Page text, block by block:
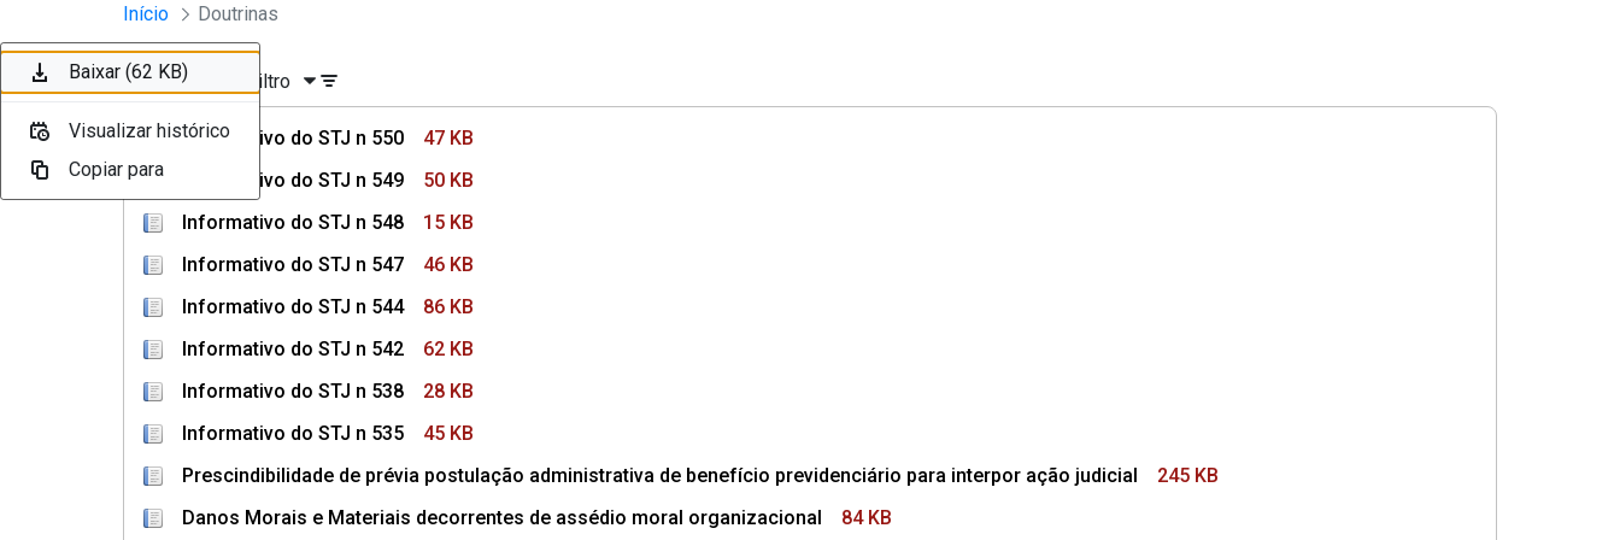
Pular para o Conteúdo principal
Instrumentos Jurídicos
Início Doutrinas
Ordenar Filtro
Informativo do STJ n 550
47 KB
Informativo do STJ n 549
50 KB
Informativo do STJ n 548
15 KB
Informativo do STJ n 547
46 KB
Informativo do STJ n 544
86 KB
Informativo do STJ n 542
62 KB
Informativo do STJ n 538
28 KB
Informativo do STJ n 535
45 KB
Prescindibilidade de prévia postulação administrativa de benefício previdenciário para interpor ação judicial
245 KB
Danos Morais e Materiais decorrentes de assédio moral organizacional
84 KB
Baixar (47 KB)
Visualizar histórico
Copiar para
Baixar (50 KB)
Visualizar histórico
Copiar para
Baixar (15 KB)
Visualizar histórico
Copiar para
Baixar (46 KB)
Visualizar histórico
Copiar para
Baixar (86 KB)
Visualizar histórico
Copiar para
Baixar (62 KB)
Visualizar histórico
Copiar para